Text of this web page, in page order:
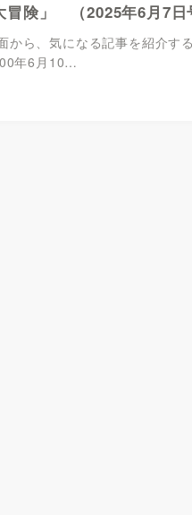
険」 （2025年6月7日
から、気になる記事を紹介す
年6月10…